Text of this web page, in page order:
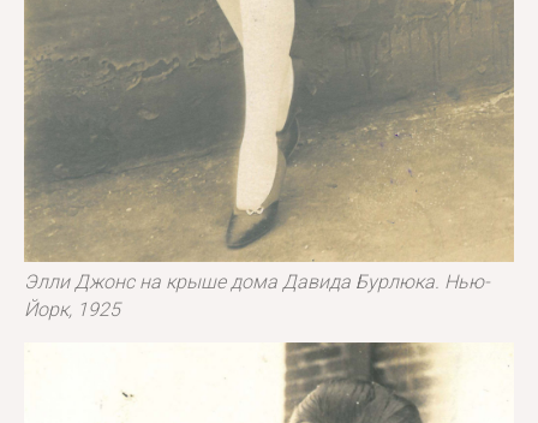
Элли Джонс на крыше дома Давида Бурлюка. Нью-
Йорк, 1925